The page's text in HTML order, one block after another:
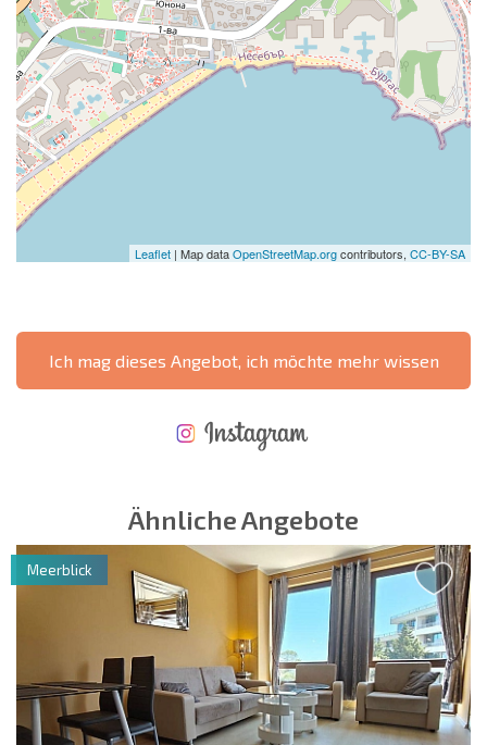
Leaflet | Map dataOpenStreetMap.orgcontributors, CC-BY-SA
Ich mag dieses Angebot, ich möchte mehr wissen
Ähnliche Angebote
Meerblick